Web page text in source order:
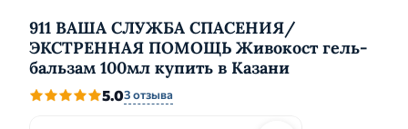
911 ВАША СЛУЖБА СПАСЕНИЯ/
ЭКСТРЕННАЯ ПОМОЩЬ Живокост гель-
бальзам 100мл купить в Казани
5.03 отзыва